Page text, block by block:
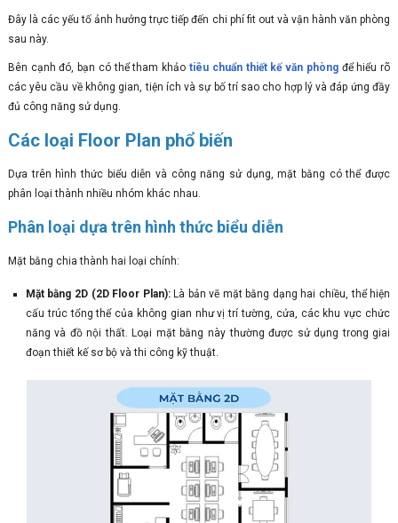
Đây là các yếu tố ảnh hưởng trực tiếp đến chi phí fit out và vận hành văn phòng
sau này.
Bên cạnh đó, bạn có thể tham khảo tiêu chuẩn thiết kế văn phòngđể hiểu rõ
các yêu cầu về không gian, tiện ích và sự bố trí sao cho hợp lý và đáp ứng đầy
đủ công năng sử dụng.
Các loại Floor Plan phổ biến
Dựa trên hình thức biểu diễn và công năng sử dụng, mặt bằng có thể được
phân loại thành nhiều nhóm khác nhau.
Phân loại dựa trên hình thức biểu diễn
Mặt bằng chia thành hai loại chính:
Mặt bằng 2D (2D Floor Plan):Là bản vẽ mặt bằng dạng hai chiều, thể hiện
cấu trúc tổng thể của không gian như vị trí tường, cửa, các khu vực chức
năng và đồ nội thất. Loại mặt bằng này thường được sử dụng trong giai
đoạn thiết kế sơ bộ và thi công kỹ thuật.